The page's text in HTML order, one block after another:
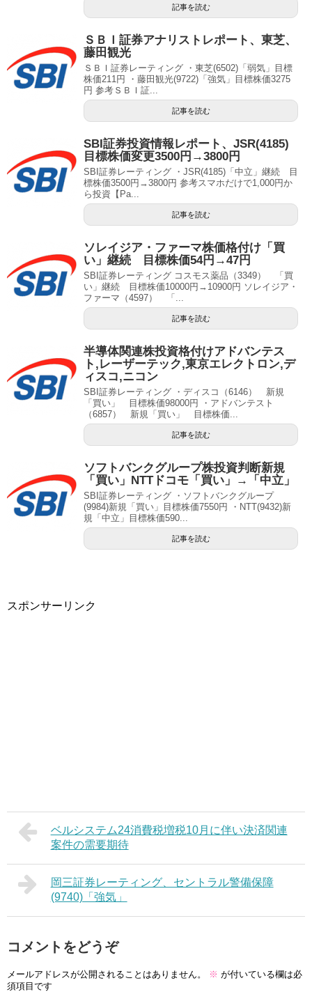
記事を読む
ＳＢＩ証券アナリストレポート、東芝、
藤田観光
ＳＢＩ証券レーティング ・東芝(6502)「弱気」目標
株価211円 ・藤田観光(9722)「強気」目標株価3275
円 参考ＳＢＩ証...
記事を読む
SBI証券投資情報レポート、JSR(4185)
目標株価変更3500円→3800円
SBI証券レーティング ・JSR(4185)「中立」継続 目
標株価3500円→3800円 参考スマホだけで1,000円か
ら投資【Pa...
記事を読む
ソレイジア・ファーマ株価格付け「買
い」継続 目標株価54円→47円
SBI証券レーティング コスモス薬品（3349） 「買
い」継続 目標株価10000円→10900円 ソレイジア・
ファーマ（4597） 「...
記事を読む
半導体関連株投資格付けアドバンテス
ト,レーザーテック,東京エレクトロン,デ
ィスコ,ニコン
SBI証券レーティング ・ディスコ（6146） 新規
「買い」 目標株価98000円 ・アドバンテスト
（6857） 新規「買い」 目標株価...
記事を読む
ソフトバンクグループ株投資判断新規
「買い」NTTドコモ「買い」→「中立」
SBI証券レーティング ・ソフトバンクグループ
(9984)新規「買い」目標株価7550円 ・NTT(9432)新
規「中立」目標株価590...
記事を読む
スポンサーリンク
ベルシステム24消費税増税10月に伴い決済関連
案件の需要期待
岡三証券レーティング、セントラル警備保障
(9740)「強気」
コメントをどうぞ
メールアドレスが公開されることはありません。 ※ が付いている欄は必
須項目です